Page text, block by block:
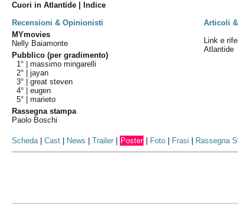
Cuori in Atlantide | Indice
Recensioni & Opinionisti
Articoli
MYmovies
Nelly Baiamonte
Pubblico (per gradimento)
1° |massimo mingarelli
2° |jayan
3° |great steven
4° |eugen
5° |marieto
Rassegna stampa
Paolo Boschi
Link e
Atlantide
Scheda|Cast News |Trailer Poster Foto Frasi Rassegna